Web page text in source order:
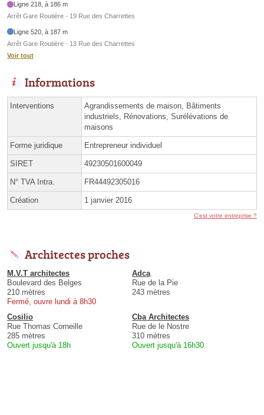
Ligne 218, à 186 m
Arrêt Gare Routière - 19 Rue des Charrettes
Ligne 520, à 187 m
Arrêt Gare Routière - 13 Rue des Charrettes
Voir tout
Informations
Interventions
Agrandissements de maison, Bâtiments
industriels, Rénovations, Surélévations de
maisons
Forme juridique Entrepreneur individuel
SIRET 49230501600049
N° TVA Intra. FR44492305016
Création 1 janvier 2016
C'est votre entreprise ?
Architectes proches
M.V.T architectes
Boulevard des Belges
210 mètres
Fermé, ouvre lundi à 8h30
Adca
Rue de la Pie
243 mètres
Cosilio
Rue Thomas Corneille
285 mètres
Ouvert jusqu'à 18h
Cba Architectes
Rue de le Nostre
310 mètres
Ouvert jusqu'à 16h30